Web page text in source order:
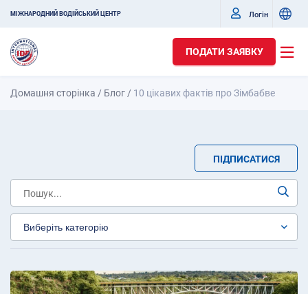
МІЖНАРОДНИЙ ВОДІЙСЬКИЙ ЦЕНТР Логін
ПОДАТИ ЗАЯВКУ
Домашня сторінка / Блог / 10 цікавих фактів про Зімбабве
ПІДПИСАТИСЯ